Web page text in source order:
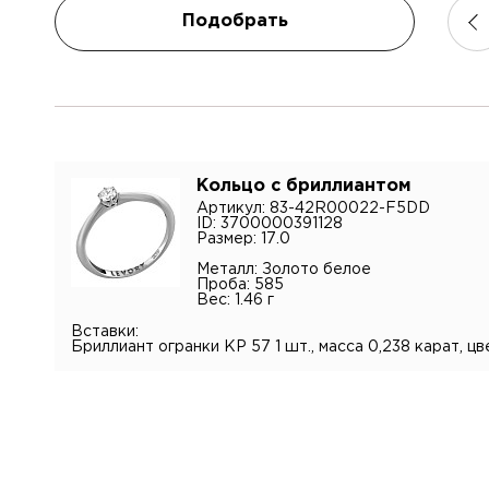
Подобрать
Кольцо с бриллиантом
Артикул: 83-42R00022-F5DD
ID: 3700000391128
Размер: 17.0
Металл: Золото белое
Проба: 585
Вес: 1.46 г
Вставки:
Бриллиант огранки КР 57 1 шт., масса 0,238 карат,
Я
Имя